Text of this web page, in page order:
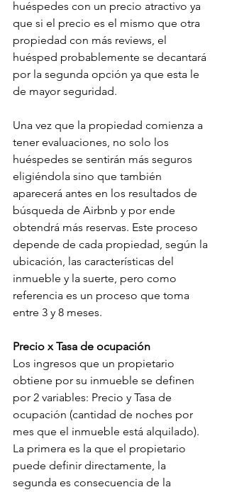
huéspedes con un precio atractivo ya
que si el precio es el mismo que otra
propiedad con más reviews, el
huésped probablemente se decantará
por la segunda opción ya que esta le
de mayor seguridad.
Una vez que la propiedad comienza a
tener evaluaciones, no solo los
huéspedes se sentirán más seguros
eligiéndola sino que también
aparecerá antes en los resultados de
búsqueda de Airbnb y por ende
obtendrá más reservas. Este proceso
depende de cada propiedad, según la
ubicación, las características del
inmueble y la suerte, pero como
referencia es un proceso que toma
entre 3 y 8 meses.
Precio x Tasa de ocupación
Los ingresos que un propietario
obtiene por su inmueble se definen
por 2 variables: Precio y Tasa de
ocupación (cantidad de noches por
mes que el inmueble está alquilado).
La primera es la que el propietario
puede definir directamente, la
segunda es consecuencia de la